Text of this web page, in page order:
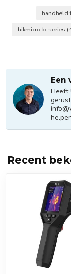
handheld
hikmicro b-series
Een
Heeft
Recent